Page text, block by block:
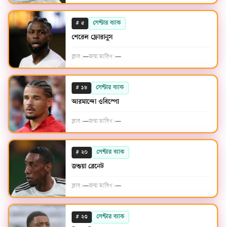
# ৫ সেন্টার ব্যাক
শেরেল ফ্লোরানুস
ক্লাব:—জন্ম তারিখ:—
# ১৮ সেন্টার ব্যাক
আরমান্দো ওবিস্পো
ক্লাব:—জন্ম তারিখ:—
# ২০ সেন্টার ব্যাক
জশুয়া ব্রেনেট
ক্লাব:—জন্ম তারিখ:—
# ২৩ সেন্টার ব্যাক